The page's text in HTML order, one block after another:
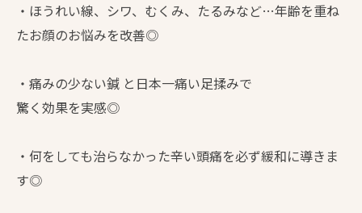
・ほうれい線、シワ、むくみ、たるみなど…年齢を重ね
たお顔のお悩みを改善◎
・痛みの少ない鍼 と日本一痛い足揉みで
驚く効果を実感◎
・何をしても治らなかった辛い頭痛を必ず緩和に導きま
す◎